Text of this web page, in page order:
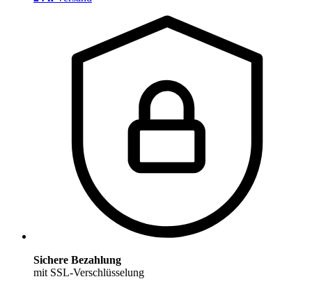
Sichere Bezahlung
mit SSL-Verschlüsselung